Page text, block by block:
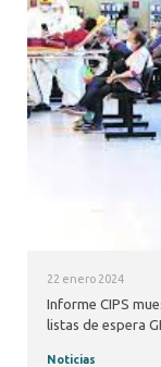
22 enero 2024
Informe CIPS
listas de espera
Noticias